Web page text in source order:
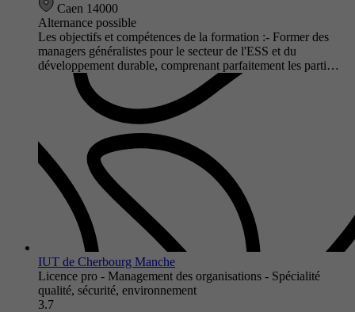
Caen 14000
Alternance possible
Les objectifs et compétences de la formation :- Former des
managers généralistes pour le secteur de l'ESS et du
développement durable, comprenant parfaitement les parti…
IUT de Cherbourg Manche
Licence pro - Management des organisations - Spécialité
qualité, sécurité, environnement
3.7